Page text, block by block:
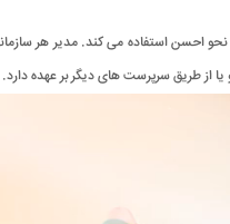
نحو احسن استفاده می کند. مدیر هر
از طریق سرپرست های دیگر بر عهده دارد.